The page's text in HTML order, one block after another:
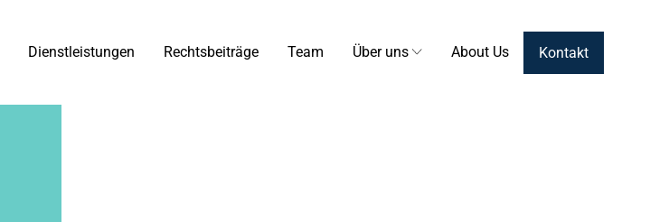
Dienstleistungen Rechtsbeiträge Team Über uns About Us Kontakt